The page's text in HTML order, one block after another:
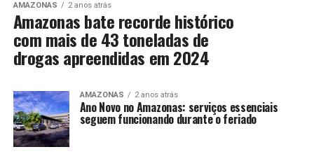
AMAZONAS 2 anos atrás
Amazonas bate recorde histórico
com mais de 43 toneladas de
drogas apreendidas em 2024
AMAZONAS 2 anos atrás
Ano Novo no Amazonas: serviços essenciais
seguem funcionando durante o feriado